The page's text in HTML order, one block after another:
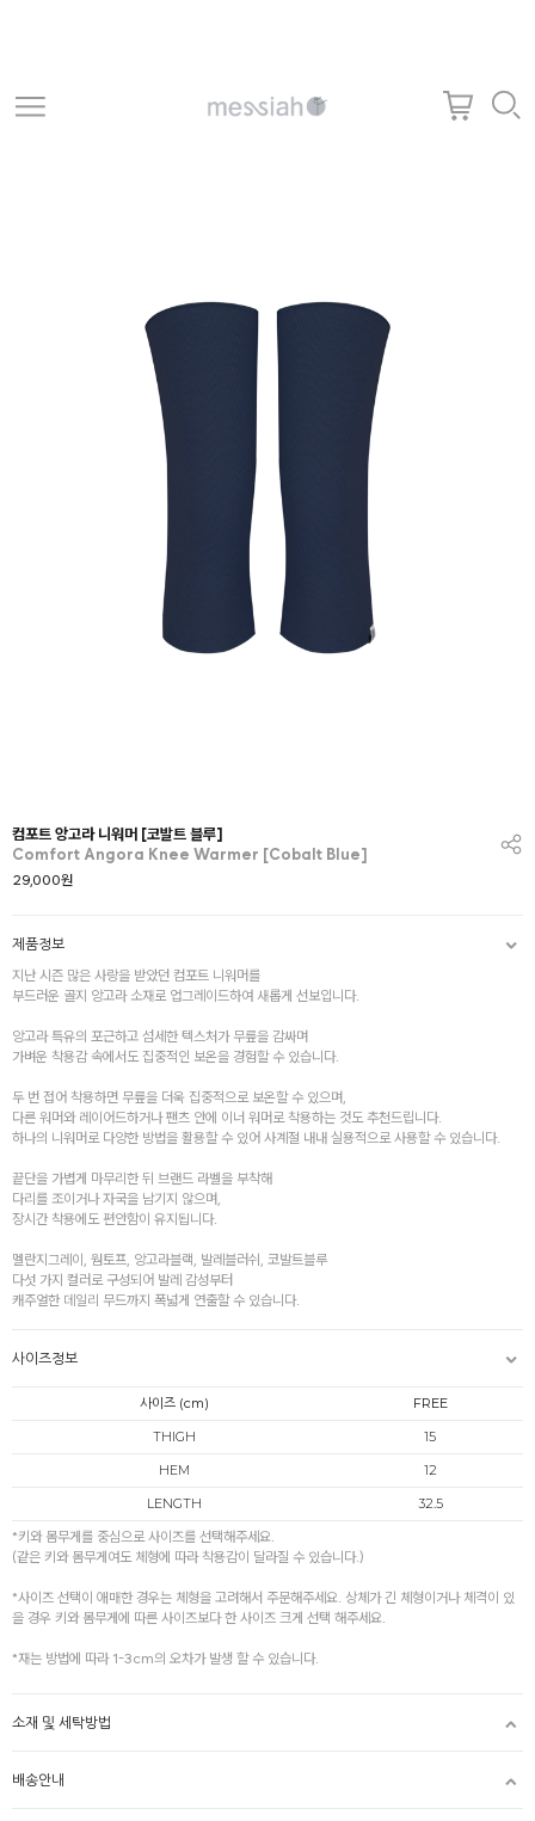
컴포트 앙고라 니워머 [코발트 블루]
Comfort Angora Knee Warmer [Cobalt Blue]
29,000원
제품정보
지난 시즌 많은 사랑을 받았던 컴포트 니워머를
부드러운 골지 앙고라 소재로 업그레이드하여 새롭게 선보입니다.
앙고라 특유의 포근하고 섬세한 텍스처가 무릎을 감싸며
가벼운 착용감 속에서도 집중적인 보온을 경험할 수 있습니다.
두 번 접어 착용하면 무릎을 더욱 집중적으로 보온할 수 있으며,
다른 워머와 레이어드하거나 팬츠 안에 이너 워머로 착용하는 것도 추천드립니다.
하나의 니워머로 다양한 방법을 활용할 수 있어 사계절 내내 실용적으로 사용할 수 있습니다.
끝단을 가볍게 마무리한 뒤 브랜드 라벨을 부착해
다리를 조이거나 자국을 남기지 않으며,
장시간 착용에도 편안함이 유지됩니다.
멜란지그레이, 웜토프, 앙고라블랙, 발레블러쉬, 코발트블루
다섯 가지 컬러로 구성되어 발레 감성부터
캐주얼한 데일리 무드까지 폭넓게 연출할 수 있습니다.
사이즈정보
사이즈 (cm)
FREE
THIGH
15
HEM
12
LENGTH
32.5
*키와 몸무게를 중심으로 사이즈를 선택해주세요.
(같은 키와 몸무게여도 체형에 따라 착용감이 달라질 수 있습니다.)
*사이즈 선택이 애매한 경우는 체형을 고려해서 주문해주세요. 상체가 긴 체형이거나 체격이 있
을 경우 키와 몸무게에 따른 사이즈보다 한 사이즈 크게 선택 해주세요.
*재는 방법에 따라 1-3cm의 오차가 발생 할 수 있습니다.
소재 및 세탁방법
배송안내